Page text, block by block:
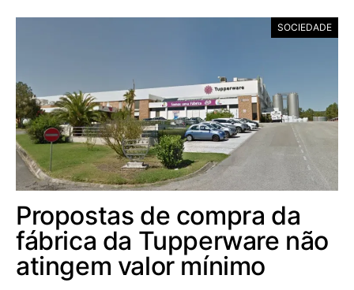
SOCIEDADE
Propostas de compra da
fábrica da Tupperware não
atingem valor mínimo